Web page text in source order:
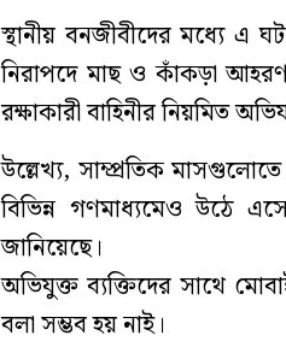
স্থানীয় বনজীবীদের মধ্যে এ
নিরাপদে মাছ ও কাঁকড়া
রক্ষাকারী বাহিনীর নিয়মিত
উল্লেখ্য, সাম্প্রতিক
বিভিন্ন গণমাধ্যমেও উঠে
জানিয়েছে।
অভিযুক্ত ব্যক্তিদের সাথে
বলা সম্ভব হয় নাই।